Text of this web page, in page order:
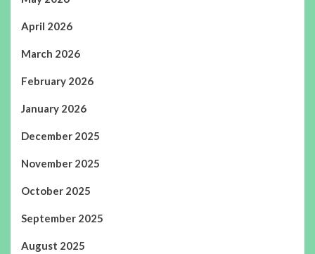
April 2026
March 2026
February 2026
January 2026
December 2025
November 2025
October 2025
September 2025
August 2025